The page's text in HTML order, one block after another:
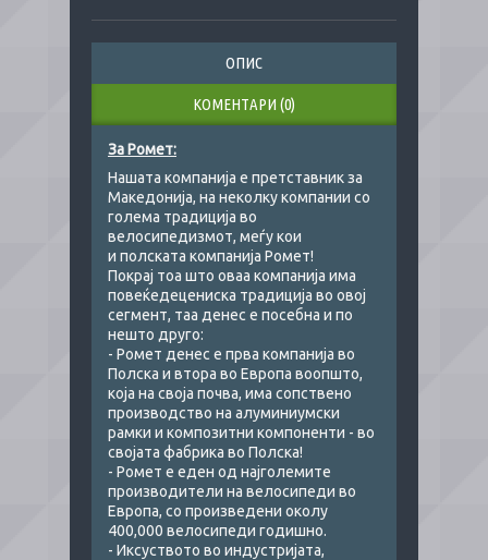
ОПИС
КОМЕНТАРИ (0)
За Ромет:
Нашата компанија е претставник за
Македонија, на неколку компании со
голема традиција во
велосипедизмот, меѓу кои
и полската компанија Ромет!
Покрај тоа што оваа компанија има
повеќедецениска традиција во овој
сегмент, таа денес е посебна и по
нешто друго:
- Ромет денес е прва компанија во
Полска и втора во Европа воопшто,
која на своја почва, има сопствено
производство на алуминиумски
рамки и композитни компоненти - во
својата фабрика во Полска!
- Ромет е еден од најголемите
производители на велосипеди во
Европа, со произведени околу
400,000 велосипеди годишно.
- Иксуството во индустријата,